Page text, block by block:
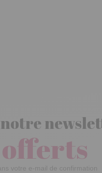
votre e-mail de confirmation